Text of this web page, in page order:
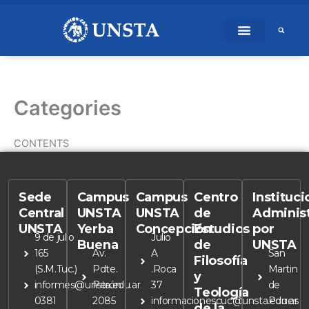
Categories
CONTENTS
Sede
Central
UNSTA
9 de julio
165
(S.M.Tuc.)
informes@unsta.edu.ar
0381
Campus
UNSTA
Yerba
Buena
Av.
Pdte.
Perón
2085
Campus
UNSTA
Concepción
Julio
A
.Roca
37
informacionescuc@unsta.edu.ar
Centro
de
Estudios
de
Filosofía
y
Teología
por
UNSTA
San
Martin
de
Porres